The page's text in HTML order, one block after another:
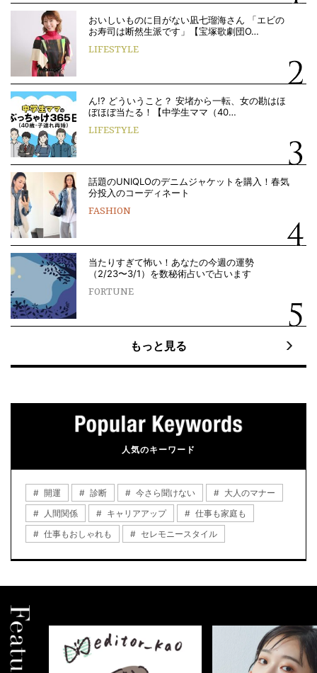
おいしいものに目がない凪七瑠海さん 「エビの
お寿司は断然生派です」【宝塚歌劇団O…
LIFESTYLE
ん!? どういうこと？ 安堵から一転、女の勘はほ
ぼほぼ当たる！【中学生ママ（40…
LIFESTYLE
話題のUNIQLOのデニムジャケットを購入！春気
分投入のコーディネート
FASHION
当たりすぎて怖い！あなたの今週の運勢
（2/23〜3/1）を数秘術占いで占います
FORTUNE
もっと見る
人気のキーワード
開運 診断 今さら聞けない
大人のマナー
人間関係
キャリアアップ
仕事も家庭も
仕事もおしゃれも
セレモニースタイル